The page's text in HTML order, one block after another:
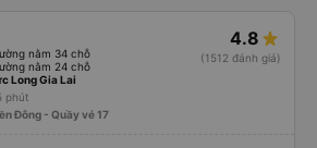
nằm 34 chỗ
nằm 24 chỗ
4.8
(1512 đánh giá)
Long Gia Lai
phút
Đông - Quầy vé 17